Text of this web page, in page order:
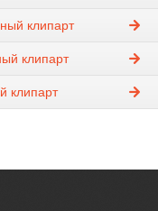
клипарт
клипарт
клипарт